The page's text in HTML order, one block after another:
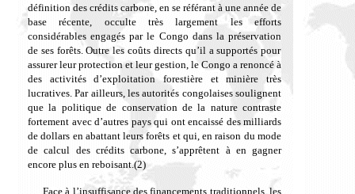
définition des crédits carbone, en se référant à une année de
base récente, occulte très largement les efforts
considérables engagés par le Congo dans la préservation
de ses forêts. Outre les coûts directs qu’il a supportés pour
assurer leur protection et leur gestion, le Congo a renoncé à
des activités d’exploitation forestière et minière très
lucratives.Par ailleurs, les autorités congolaisessoulignent
que la politique de conservation de la naturecontraste
fortement avec d’autres pays qui ont encaissé des milliards
de dollars en abattant leurs forêts et qui, en raison du mode
de calcul des crédits carbone, s’apprêtent à en gagner
encore plus en reboisant.(2)
Face à l’insuffisance des financements traditionnels, les